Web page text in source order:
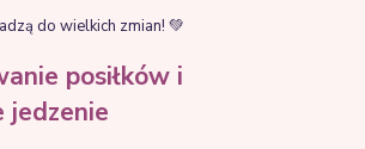
do wielkich zmian! 💚
posiłków i
jedzenie